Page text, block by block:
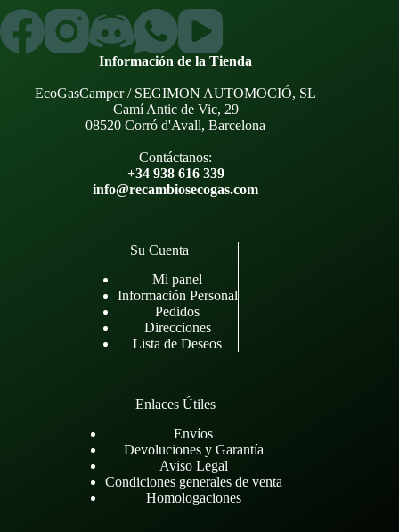
Información de la Tienda
EcoGasCamper / SEGIMON AUTOMOCIÓ, SL
Camí Antic de Vic, 29
08520 Corró d'Avall, Barcelona
Contáctanos:
+34 938 616 339
info@recambiosecogas.com
Su Cuenta
Mi panel
Información Personal
Pedidos
Direcciones
Lista de Deseos
Enlaces Útiles
Envíos
Devoluciones y Garantía
Aviso Legal
Condiciones generales de venta
Homologaciones